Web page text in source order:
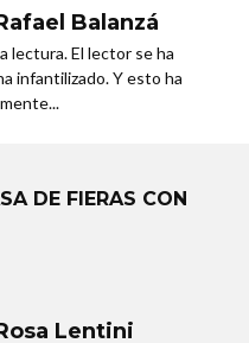
Balanzá
lectura. El lector se ha
infantilizado. Y esto ha
DE FIERAS CON
Lentini